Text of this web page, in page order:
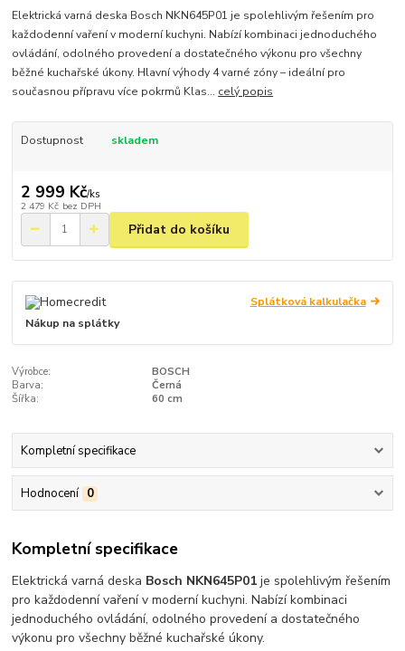
Elektrická varná deska Bosch NKN645P01 je spolehlivým řešením pro
každodenní vaření v moderní kuchyni. Nabízí kombinaci jednoduchého
ovládání, odolného provedení a dostatečného výkonu pro všechny
běžné kuchařské úkony. Hlavní výhody 4 varné zóny – ideální pro
současnou přípravu více pokrmů Klas... celý popis
Dostupnost skladem
2 999 Kč/ks
2 479 Kč bez DPH
Přidat do košíku
Splátková kalkulačka
Nákup na splátky
Výrobce:
BOSCH
Barva:
Černá
Šířka:
60 cm
Kompletní specifikace
Hodnocení 0
Kompletní specifikace
Elektrická varná deska Bosch NKN645P01 je spolehlivým řešením
pro každodenní vaření v moderní kuchyni. Nabízí kombinaci
jednoduchého ovládání, odolného provedení a dostatečného
výkonu pro všechny běžné kuchařské úkony.